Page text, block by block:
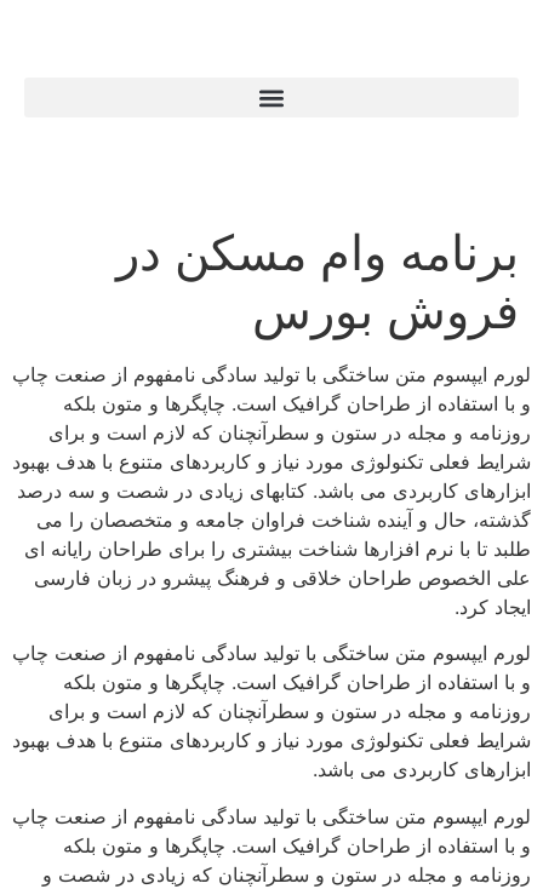
برنامه وام مسکن در
فروش بورس
لورم ایپسوم متن ساختگی با تولید سادگی نامفهوم از صنعت چاپ
و با استفاده از طراحان گرافیک است. چاپگرها و متون بلکه
روزنامه و مجله در ستون و سطرآنچنان که لازم است و برای
شرایط فعلی تکنولوژی مورد نیاز و کاربردهای متنوع با هدف بهبود
ابزارهای کاربردی می باشد. کتابهای زیادی در شصت و سه درصد
گذشته، حال و آینده شناخت فراوان جامعه و متخصصان را می
طلبد تا با نرم افزارها شناخت بیشتری را برای طراحان رایانه ای
علی الخصوص طراحان خلاقی و فرهنگ پیشرو در زبان فارسی
ایجاد کرد.
لورم ایپسوم متن ساختگی با تولید سادگی نامفهوم از صنعت چاپ
و با استفاده از طراحان گرافیک است. چاپگرها و متون بلکه
روزنامه و مجله در ستون و سطرآنچنان که لازم است و برای
شرایط فعلی تکنولوژی مورد نیاز و کاربردهای متنوع با هدف بهبود
ابزارهای کاربردی می باشد.
لورم ایپسوم متن ساختگی با تولید سادگی نامفهوم از صنعت چاپ
و با استفاده از طراحان گرافیک است. چاپگرها و متون بلکه
روزنامه و مجله در ستون و سطرآنچنان که زیادی در شصت و